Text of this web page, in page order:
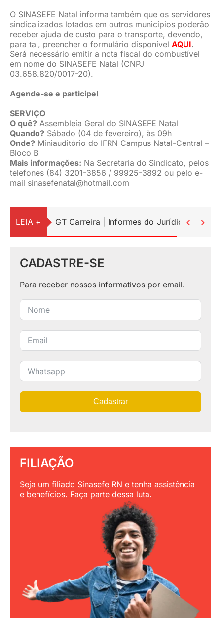
O SINASEFE Natal informa também que os servidores
sindicalizados lotados em outros municípios poderão
receber ajuda de custo para o transporte, devendo,
para tal, preencher o formulário disponível AQUI.
Será necessário emitir a nota fiscal do combustível
em nome do SINASEFE Natal (CNPJ
03.658.820/0017-20).
Agende-se e participe!
SERVIÇO
O quê? Assembleia Geral do SINASEFE Natal
Quando? Sábado (04 de fevereiro), às 09h
Onde? Miniauditório do IFRN Campus Natal-Central –
Bloco B
Mais informações: Na Secretaria do Sindicato, pelos
telefones (84) 3201-3856 / 99925-3892 ou pelo e-
mail sinasefenatal@hotmail.com
LEIA + GT Carreira | Informes do Jurídico 
CADASTRE-SE
Para receber nossos informativos por email.
Cadastrar
FILIAÇÃO
Seja um filiado Sinasefe RN e tenha assistência
e benefícios. Faça parte dessa luta.